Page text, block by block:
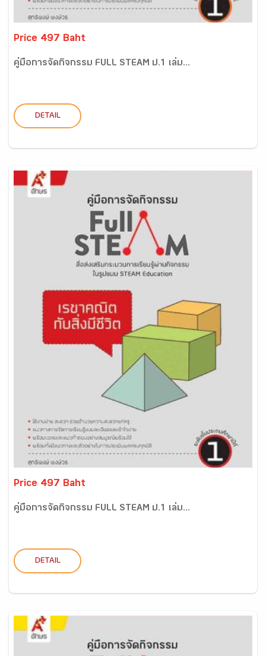
Price 497 Baht
คู่มือการจัดกิจกรรม FULL STEAM ป.1 เล่ม...
DETAIL
Price 497 Baht
คู่มือการจัดกิจกรรม FULL STEAM ป.1 เล่ม...
DETAIL